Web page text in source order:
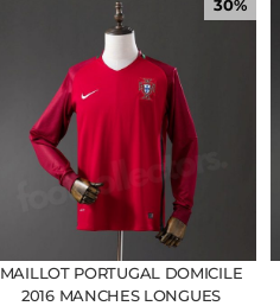
30%
MAILLOT PORTUGAL DOMICILE
2016 MANCHES LONGUES